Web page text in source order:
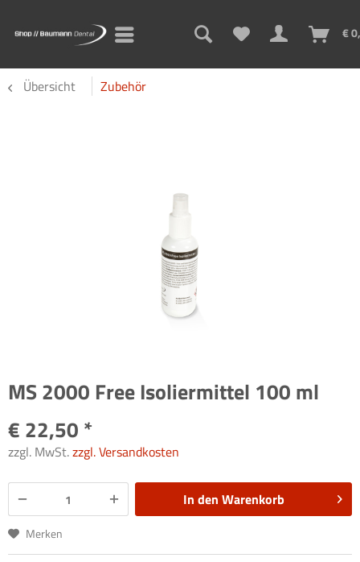
€
Übersicht Zubehör
MS 2000 Free Isoliermittel 100 ml
€ 22,50 *
zzgl. MwSt.zzgl. Versandkosten
In den Warenkorb
Merken